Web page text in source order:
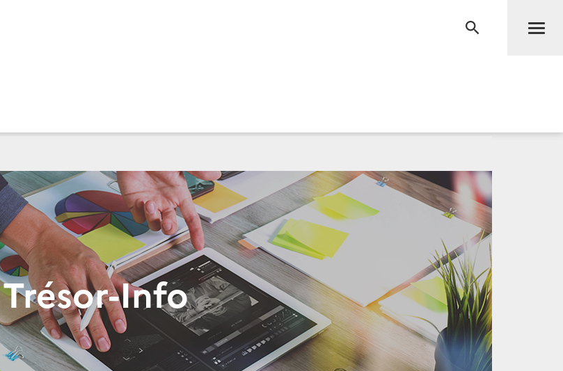
RECHERCHE
Trésor-Info